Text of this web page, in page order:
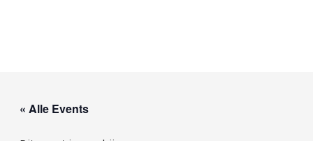
« Alle Events